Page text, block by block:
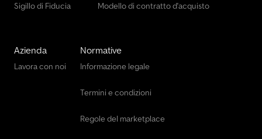
Sigillo di Fiducia Modello di contratto d'acquisto
Azienda
Lavora con noi
Normative
Informazione legale
Termini e condizioni
Regole del marketplace